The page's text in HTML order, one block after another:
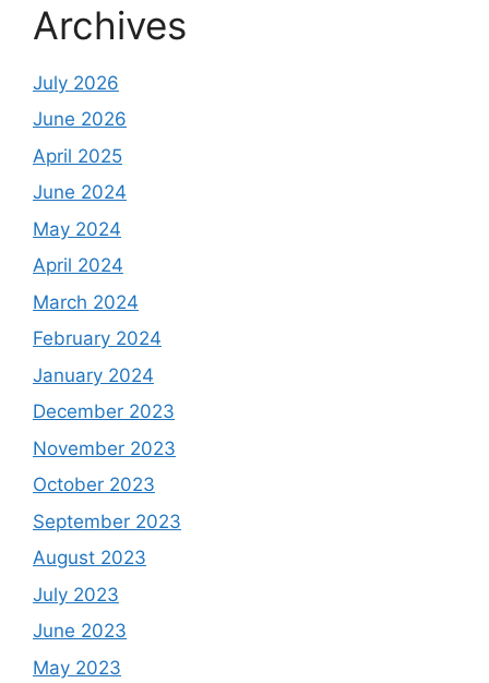
Archives
July 2026
June 2026
April 2025
June 2024
May 2024
April 2024
March 2024
February 2024
January 2024
December 2023
November 2023
October 2023
September 2023
August 2023
July 2023
June 2023
May 2023